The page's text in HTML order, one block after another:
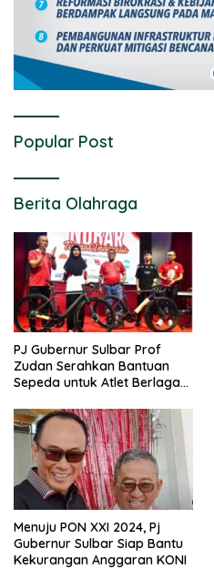
Popular Post
Berita Olahraga
PJ Gubernur Sulbar Prof
Zudan Serahkan Bantuan
Sepeda untuk Atlet Berlaga
Menuju PON XXI 2024, Pj
Gubernur Sulbar Siap Bantu
Kekurangan Anggaran KONI